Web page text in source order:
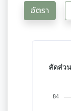
อัตรา